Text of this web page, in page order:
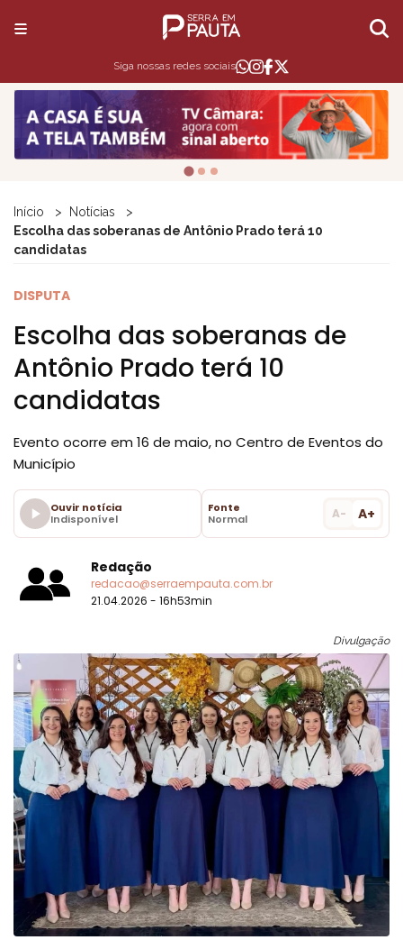
Siga nossas redes sociais
Início
Notícias
Escolha das soberanas de Antônio Prado terá 10
candidatas
DISPUTA
Escolha das soberanas de
Antônio Prado terá 10
candidatas
Evento ocorre em 16 de maio, no Centro de Eventos do
Município
Ouvir notícia
Indisponível
Fonte
Normal
A- A+
Redação
redacao@serraempauta.com.br
21.04.2026 - 16h53min
Divulgação